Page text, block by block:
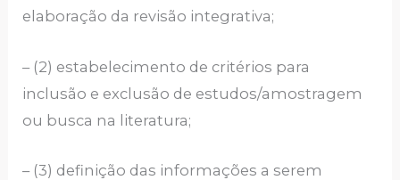
elaboração da revisão integrativa;
– (2) estabelecimento de critérios para
inclusão e exclusão de estudos/amostragem
ou busca na literatura;
– (3) definição das informações a serem